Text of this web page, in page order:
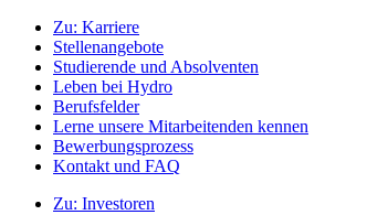
Zu: Karriere
Stellenangebote
Studierende und Absolventen
Leben bei Hydro
Berufsfelder
Lerne unsere Mitarbeitenden kennen
Bewerbungsprozess
Kontakt und FAQ
Zu: Investoren